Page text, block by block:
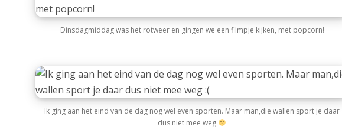
Dinsdagmiddag was het rotweer en gingen we een filmpje kijken, met popcorn!
Ik ging aan het eind van de dag nog wel even sporten. Maar man,die wallen sport je daar
dus niet mee weg